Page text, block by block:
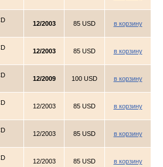
12/2003 85 USD в корзину
12/2003 85 USD в корзину
12/2009 100 USD в корзину
12/2003 85 USD в корзину
12/2003 85 USD в корзину
12/2003 85 USD в корзину